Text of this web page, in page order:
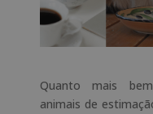
Quanto mais
animais de